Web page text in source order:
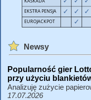
Newsy
Popularność gier
przy użyciu
Analizuję zużycie
17.07.2026